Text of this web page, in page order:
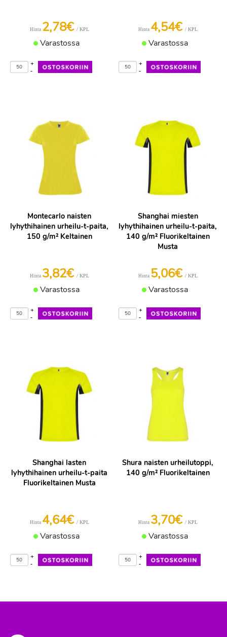
Hinta 2,78€ / KPL
Varastossa
-
+
Hinta 4,54€ / KPL
Varastossa
-
+
Montecarlo naisten
lyhythihainen urheilu-t-paita,
150 g/m² Keltainen
Hinta 3,82€ / KPL
Varastossa
-
+
Shanghai miesten
lyhythihainen urheilu-t-paita,
140 g/m² Fluorikeltainen
Musta
Hinta 5,06€ / KPL
Varastossa
-
+
Shanghai lasten
lyhythihainen urheilu-t-paita
Fluorikeltainen Musta
Hinta 4,64€ / KPL
Varastossa
-
+
Shura naisten urheilutoppi,
140 g/m² Fluorikeltainen
Hinta 3,70€ / KPL
Varastossa
-
+